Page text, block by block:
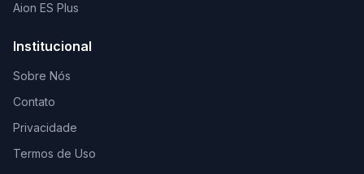
Aion ES Plus
Institucional
Sobre Nós
Contato
Privacidade
Termos de Uso